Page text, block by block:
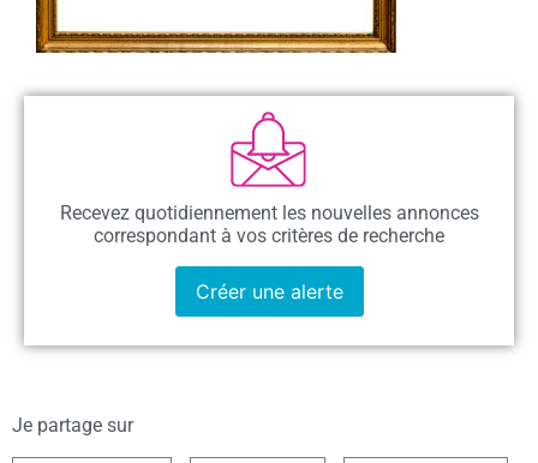
Recevez quotidiennement les nouvelles annonces
correspondant à vos critères de recherche
Créer une alerte
Je partage sur